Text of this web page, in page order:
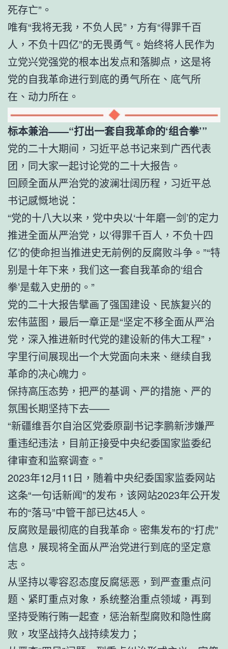
死存亡”。
唯有“我将无我，不负人民”，方有“得罪千百
人，不负十四亿”的无畏勇气。始终将人民作为
立党兴党强党的根本出发点和落脚点，这是将
党的自我革命进行到底的勇气所在、底气所
在、动力所在。
标本兼治——“打出一套自我革命的‘组合拳’”
党的二十大期间，习近平总书记来到广西代表
团，同大家一起讨论党的二十大报告。
回顾全面从严治党的波澜壮阔历程，习近平总
书记感慨地说：
“党的十八大以来，党中央以‘十年磨一剑’的定力
推进全面从严治党，以‘得罪千百人，不负十四
亿’的使命担当推进史无前例的反腐败斗争。”“特
别是十年下来，我们这一套自我革命的‘组合
拳’是载入史册的。”
党的二十大报告擘画了强国建设、民族复兴的
宏伟蓝图，最后一章正是“坚定不移全面从严治
党，深入推进新时代党的建设新的伟大工程”，
字里行间展现出一个大党面向未来、继续自我
革命的决心魄力。
保持高压态势，把严的基调、严的措施、严的
氛围长期坚持下去——
“新疆维吾尔自治区党委原副书记李鹏新涉嫌严
重违纪违法，目前正接受中央纪委国家监委纪
律审查和监察调查。”
2023年12月11日，随着中央纪委国家监委网站
这条“一句话新闻”的发布，该网站2023年公开发
布的“落马”中管干部已达45人。
反腐败是最彻底的自我革命。密集发布的“打虎”
信息，展现将全面从严治党进行到底的坚定意
志。
从坚持以零容忍态度反腐惩恶，到严查重点问
题、紧盯重点对象，系统整治重点领域，再到
坚持受贿行贿一起查，惩治新型腐败和隐性腐
败，攻坚战持久战持续发力；